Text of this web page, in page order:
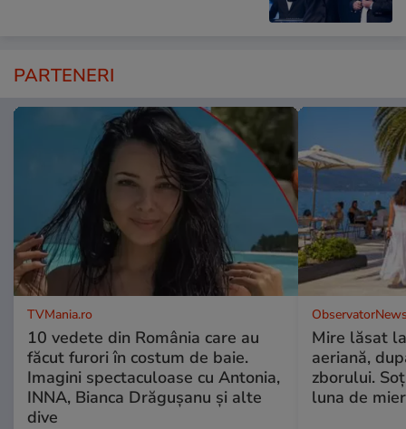
PARTENERI
TVMania.ro
10 vedete din România care au
făcut furori în costum de baie.
Imagini spectaculoase cu Antonia,
INNA, Bianca Drăgușanu și alte
dive
Mire lăsat
aeriană,
zborului.
luna de